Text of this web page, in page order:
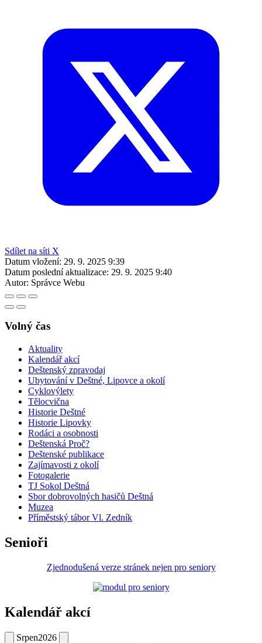
Sdílet na síti X
Datum vložení: 29. 9. 2025 9:39
Datum poslední aktualizace: 29. 9. 2025 9:40
Autor: Správce Webu
Volný čas
Aktuality
Kalendář akcí
Deštenský zpravodaj
Ubytování v Deštné, Lipovce a okolí
Cyklovýlety
Tělocvična
Historie Deštné
Historie Lipovky
Rodáci a osobnosti
Deštenská Proč?
Deštenské publikace
Zajímavosti z okolí
Fotogalerie
TJ Sokol Deštná
Sbor dobrovolných hasičů Deštná
Muzea
Příměstský tábor Vl. Zedník
Senioři
Zjednodušená verze stránek nejen pro seniory
Kalendář akcí
Srpen2026